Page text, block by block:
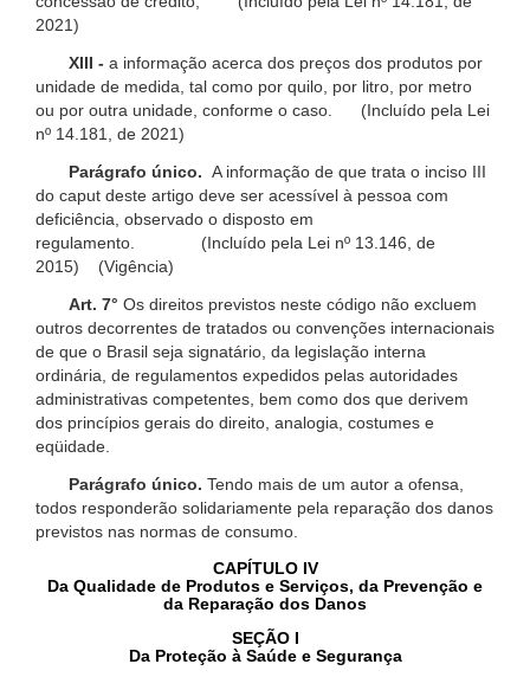
2021)
XIII - a informação acerca dos preços dos produtos por
unidade de medida, tal como por quilo, por litro, por metro
ou por outra unidade, conforme o caso. (Incluído pela Lei
nº 14.181, de 2021)
Parágrafo único. A informação de que trata o inciso III
do caput deste artigo deve ser acessível à pessoa com
deficiência, observado o disposto em
regulamento. (Incluído pela Lei nº 13.146, de
2015) (Vigência)
Art. 7° Os direitos previstos neste código não excluem
outros decorrentes de tratados ou convenções internacionais
de que o Brasil seja signatário, da legislação interna
ordinária, de regulamentos expedidos pelas autoridades
administrativas competentes, bem como dos que derivem
dos princípios gerais do direito, analogia, costumes e
eqüidade.
Parágrafo único. Tendo mais de um autor a ofensa,
todos responderão solidariamente pela reparação dos danos
previstos nas normas de consumo.
CAPÍTULO IV
Da Qualidade de Produtos e Serviços, da Prevenção e
da Reparação dos Danos
SEÇÃO I
Da Proteção à Saúde e Segurança